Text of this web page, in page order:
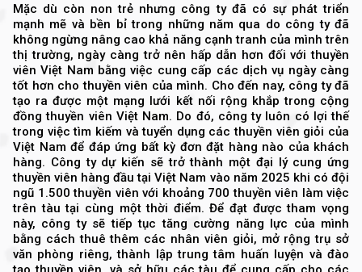
Mặc dù còn non trẻ nhưng công ty đã có sự phát triển
mạnh mẽ và bền bỉ trong những năm qua do công ty đã
không ngừng nâng cao khả năng cạnh tranh của mình trên
thị trường, ngày càng trở nên hấp dẫn hơn đối với thuyền
viên Việt Nam bằng việc cung cấp các dịch vụ ngày càng
tốt hơn cho thuyền viên của mình. Cho đến nay, công ty đã
tạo ra được một mạng lưới kết nối rộng khắp trong cộng
đồng thuyền viên Việt Nam. Do đó, công ty luôn có lợi thế
trong việc tìm kiếm và tuyển dụng các thuyền viên giỏi của
Việt Nam để đáp ứng bất kỳ đơn đặt hàng nào của khách
hàng. Công ty dự kiến sẽ trở thành một đại lý cung ứng
thuyền viên hàng đầu tại Việt Nam vào năm 2025 khi có đội
ngũ 1.500 thuyền viên với khoảng 700 thuyền viên làm việc
trên tàu tại cùng một thời điểm. Để đạt được tham vọng
này, công ty sẽ tiếp tục tăng cường năng lực của mình
bằng cách thuê thêm các nhân viên giỏi, mở rộng trụ sở
văn phòng riêng, thành lập trung tâm huấn luyện và đào